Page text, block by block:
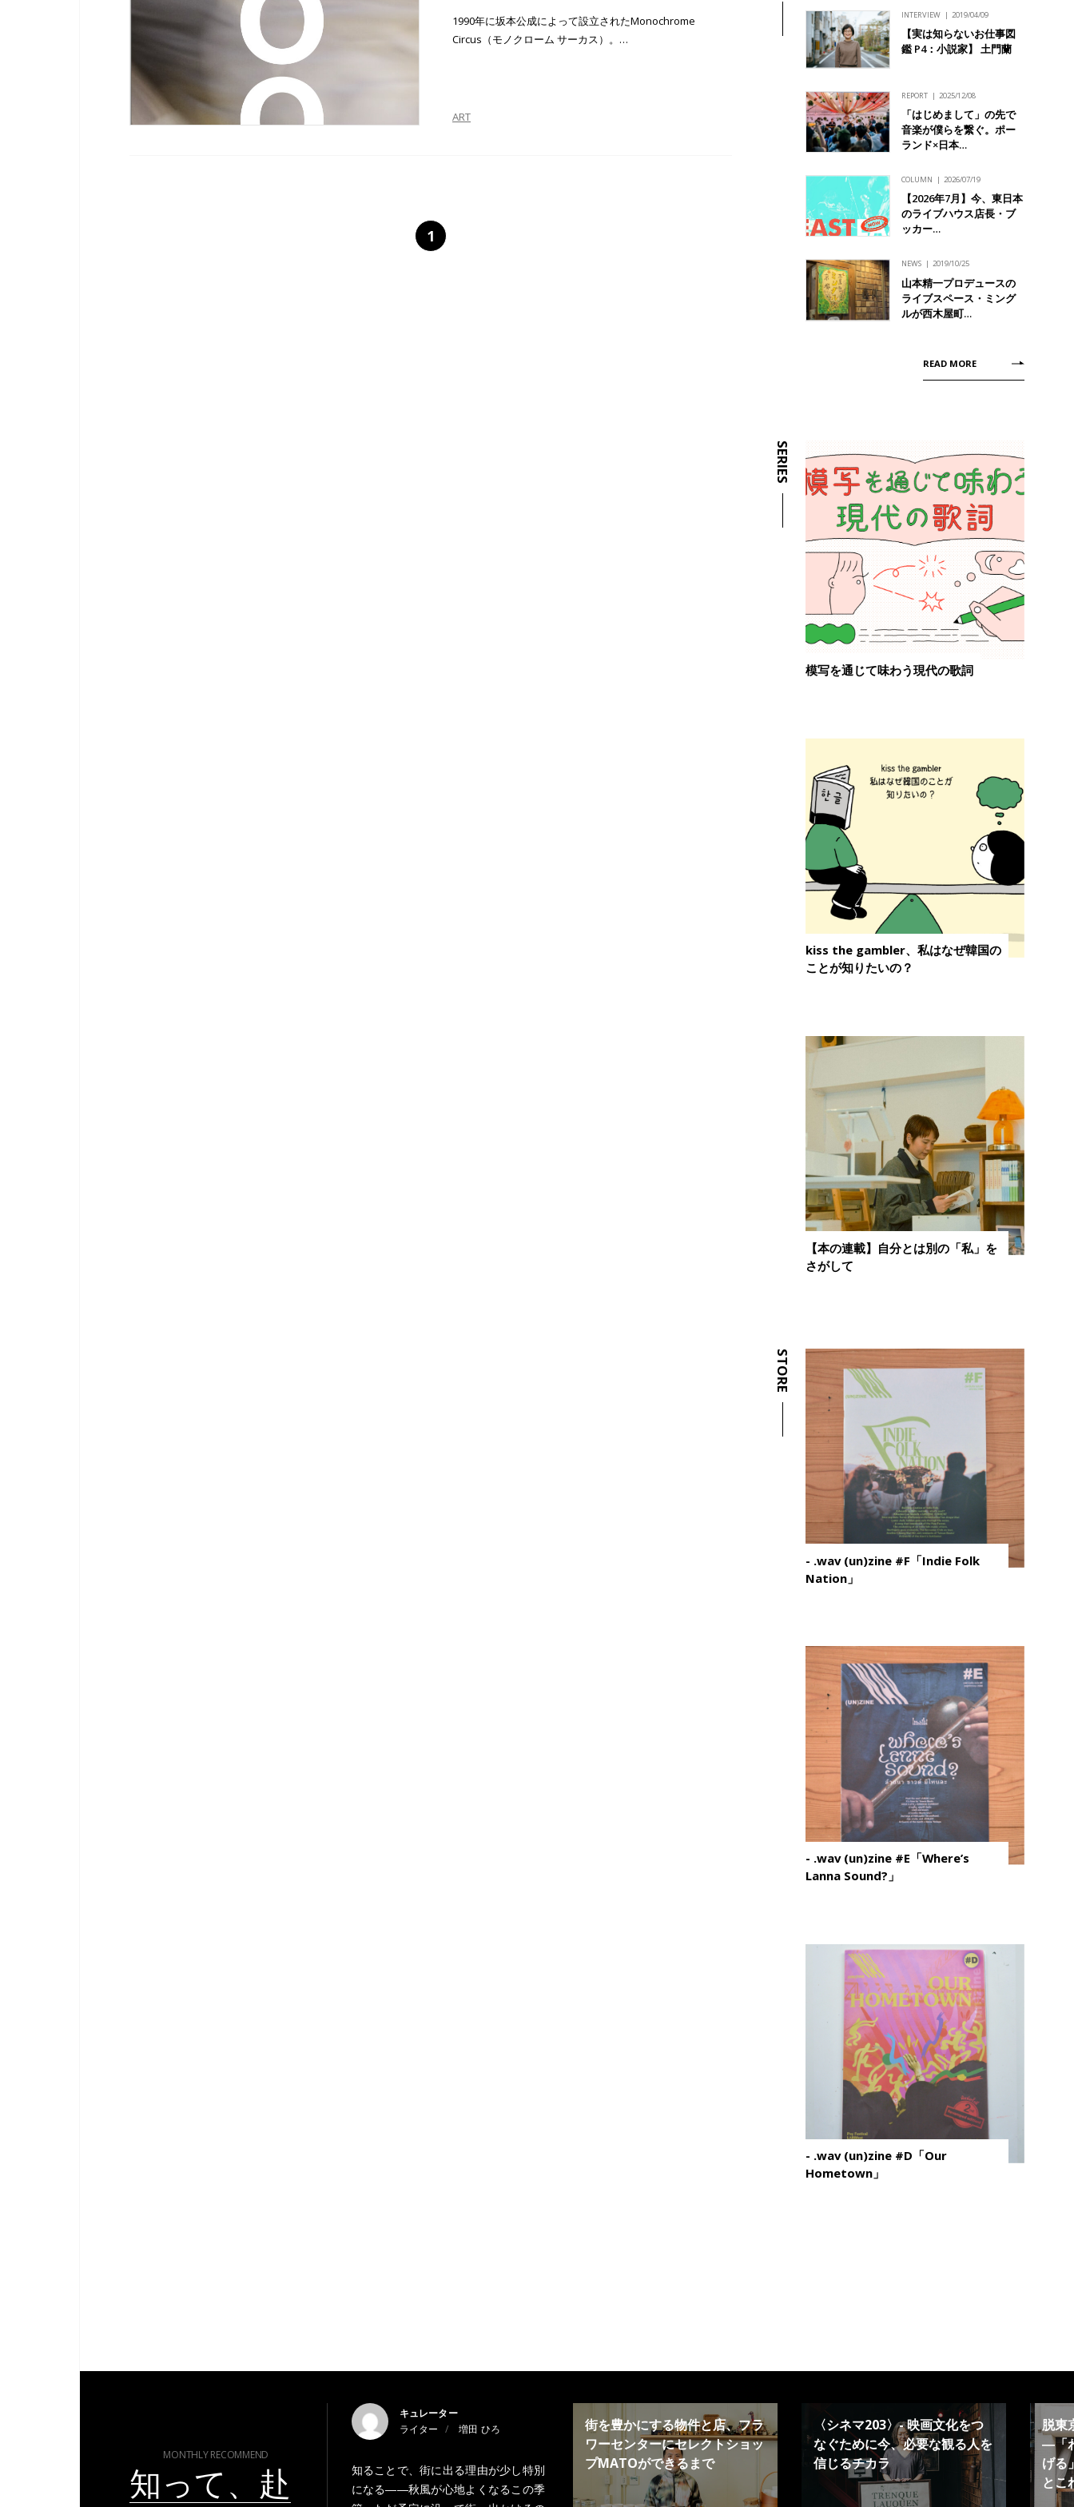
1990年に坂本公成によって設立されたMonochrome
Circus（モノクローム サーカス）。…
ART
1
INTERVIEW 2019/04/09
【実は知らないお仕事図
鑑 P4：小説家】 土門蘭
REPORT 2025/12/08
「はじめまして」の先で
音楽が僕らを繋ぐ。ポー
ランド×日本…
COLUMN 2026/07/19
【2026年7月】今、東日本
のライブハウス店長・ブ
ッカー…
NEWS 2019/10/25
山本精一プロデュースの
ライブスペース・ミング
ルが西木屋町…
READ MORE
SERIES
模写を通じて味わう現代の歌詞
kiss the gambler、私はなぜ韓国の
ことが知りたいの？
【本の連載】自分とは別の「私」を
さがして
STORE
- .wav (un)zine #F「Indie Folk
Nation」
- .wav (un)zine #E「Where’s
Lanna Sound?」
- .wav (un)zine #D「Our
Hometown」
MONTHLY RECOMMEND
知って、赴
キュレーター
ライター
増田 ひろ
知ることで、街に出る理由が少し特別
になる――秋風が心地よくなるこの季
街を豊かにする物件と店、フラ
ワーセンターにセレクトショッ
プMATOができるまで
〈シネマ203〉- 映画文化をつ
なぐために今、必要な観る人を
信じるチカラ
脱東
―「
げる
とこ